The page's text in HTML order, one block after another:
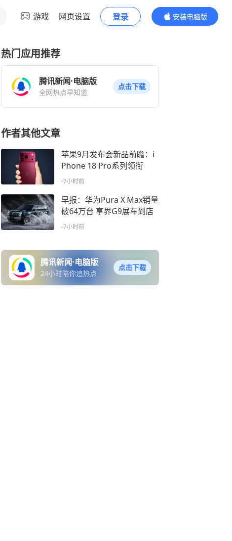
游戏 网页设置 登录
安装电脑版
内容更精彩
热门应用推荐
腾讯新闻·电脑版
全网热点早知道
点击下载
作者其他文章
苹果9月发布会新品前瞻：i
Phone 18 Pro系列领衔
-7小时前
早报：华为Pura X Max销量
破64万台 享界G9展车到店
-7小时前
腾讯新闻·电脑版
24小时陪你追热点
点击下载